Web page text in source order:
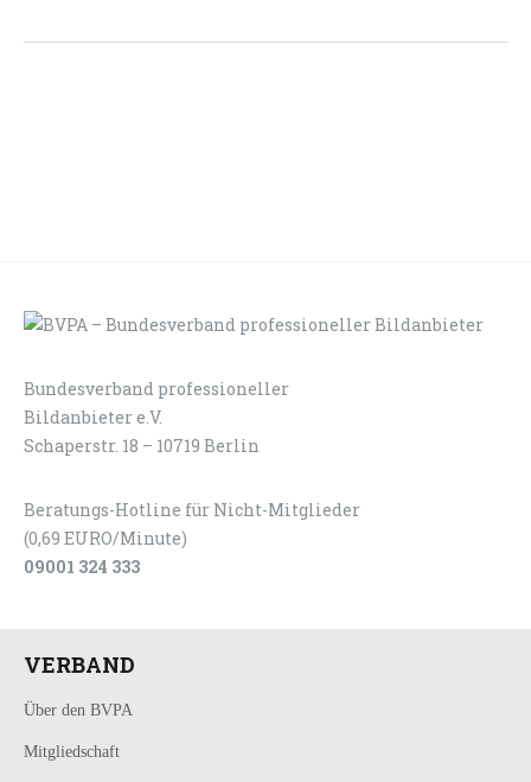
Bundesverband professioneller
Bildanbieter e.V.
Schaperstr. 18 – 10719 Berlin
Beratungs-Hotline für Nicht-Mitglieder
(0,69 EURO/Minute)
09001 324 333
VERBAND
Über den BVPA
Mitgliedschaft